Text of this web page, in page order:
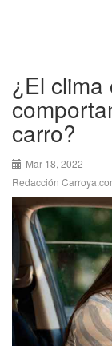
¿El
carro?
Mar 18, 2022
Redacción